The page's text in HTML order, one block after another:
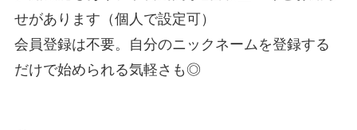
せがあります（個人で設定可）
会員登録は不要。自分のニックネームを登録する
だけで始められる気軽さも◎